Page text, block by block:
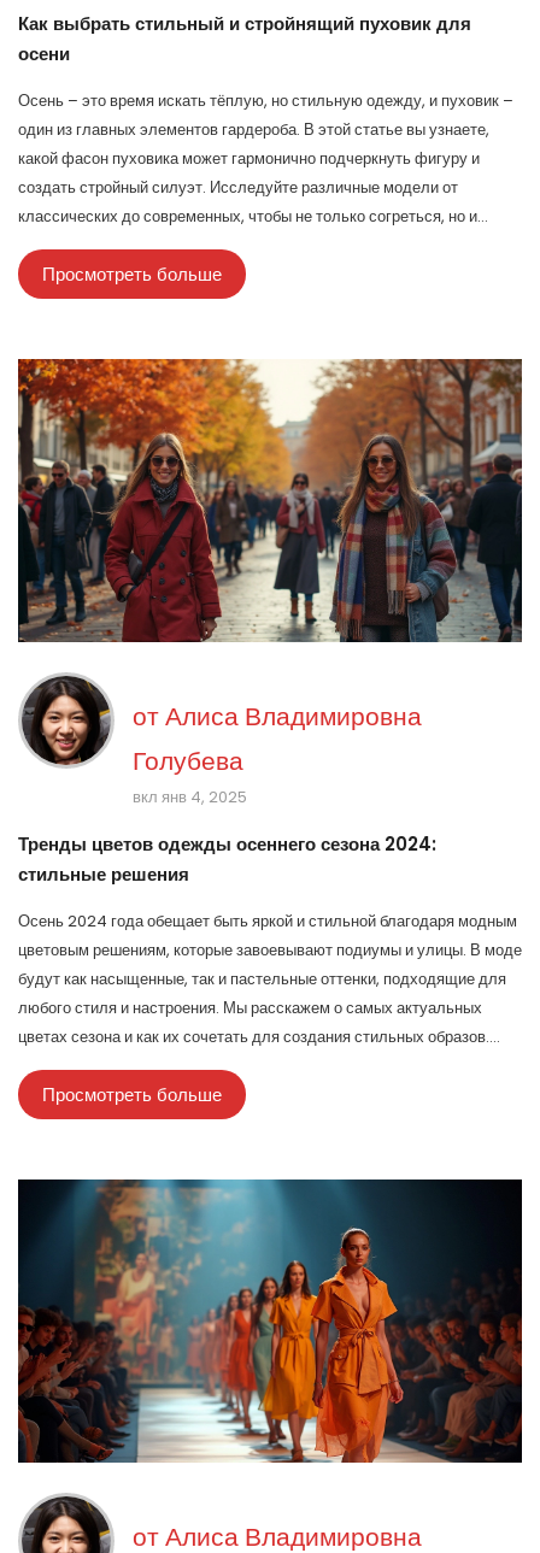
Как выбрать стильный и стройнящий пуховик для
осени
Осень – это время искать тёплую, но стильную одежду, и пуховик –
один из главных элементов гардероба. В этой статье вы узнаете,
какой фасон пуховика может гармонично подчеркнуть фигуру и
создать стройный силуэт. Исследуйте различные модели от
классических до современных, чтобы не только согреться, но и
выглядеть эффектно в новом сезоне. Мы рассмотрим также
цветовую палитру и акценты, которые помогут в выборе идеального
пуховика.
Просмотреть больше
отАлиса Владимировна
Голубева
вкл янв 4, 2025
Тренды цветов одежды осеннего сезона 2024:
стильные решения
Осень 2024 года обещает быть яркой и стильной благодаря модным
цветовым решениям, которые завоевывают подиумы и улицы. В моде
будут как насыщенные, так и пастельные оттенки, подходящие для
любого стиля и настроения. Мы расскажем о самых актуальных
цветах сезона и как их сочетать для создания стильных образов.
Узнайте, какие цвета подойдут вашему гардеробу этой осенью и как
они отражают мировые тенденции. Погрузитесь в исследование
цветовой палитры, которая поможет выделиться и оставаться в
Просмотреть больше
отАлиса Владимировна